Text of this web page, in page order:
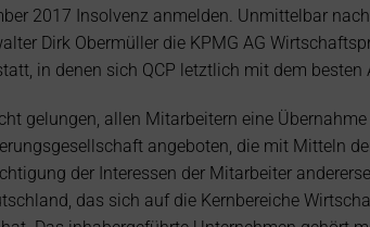
2017 Insolvenz anmelden. Unmittelbar
Dirk Obermüller die KPMG AG
in denen sich QCP letztlich mit dem besten
gelungen, allen Mitarbeitern eine
angeboten, die mit Mitteln
der Interessen der Mitarbeiter
das sich auf die Kernbereiche